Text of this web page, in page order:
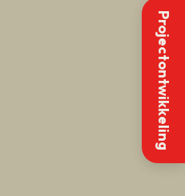
Projectontwikkeling